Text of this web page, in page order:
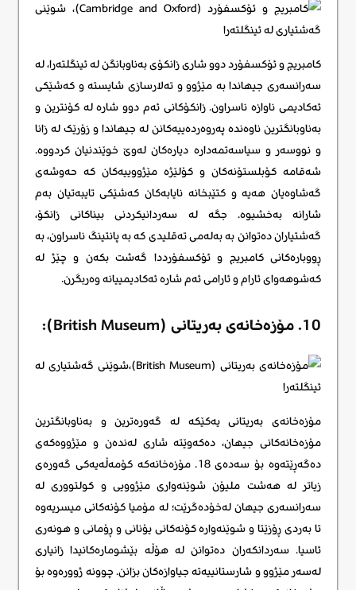
کامبریج و ئۆکسفۆرد دوو شاری زانکۆی بەناوبانگن لە ئینگلتەرا، لە
سەرانسەری جیهاندا بە مێژوو و تەلارسازی شایستە و کەشێکی
ئەکادیمی ناوازە ناسراون. زانکۆکانی ئەم دوو شارە لە کۆنترین و
بەناوبانگترین ناوەندە پەروەردەییەکانن لە جیهاندا و زۆرێک لە زانا
و نووسەر و سیاسەتمەدارە دیارەکان لەوێ خوێندنیان کردووە.
شەقامە کۆبلستۆنەکان و کۆلێژە مێژووییەکان کە حەوشەی
گەشاوەیان هەیە و کتێبخانە نایابەکان کەشێکی تایبەتیان بەم
شارانە بەخشیوە. جگە لە سەردانیکردنی بیناکانی زانکۆ،
گەشتیاران دەتوانن بە بەلەمی تەقلیدی کە بە پانتینگ ناسراون، بە
ڕووبارەکانی کامبریج و ئۆکسفۆرددا گەشت بکەن و چێژ لە
کەشوهەوای ئارام و ئارامی ئەم شارە ئەکادیمییانە وەربگرن.
10. مۆزەخانەی بەریتانی (British Museum):
مۆزەخانەی بەریتانی یەکێکە لە گەورەترین و بەناوبانگترین
مۆزەخانەکانی جیهان، دەکەوێتە شاری لەندەن و مێژووەکەی
دەگەڕێتەوە بۆ سەدەی 18. مۆزەخانەکە کۆمەڵەیەکی گەورەی
زیاتر لە هەشت ملیۆن شوێنەواری مێژوویی و کولتووری لە
سەرانسەری جیهان لەخۆدەگرێت؛ لە مۆمیا کۆنەکانی میسریەوە
تا بەردی ڕۆزێتا و شوێنەوارە کۆنەکانی یۆنانی و ڕۆمانی و هونەری
ئاسیا. سەردانکەران دەتوانن لە هۆڵە بێشومارەکانیدا زانیاری
لەسەر مێژوو و شارستانییەتە جیاوازەکان بزانن. چوونە ژوورەوە بۆ